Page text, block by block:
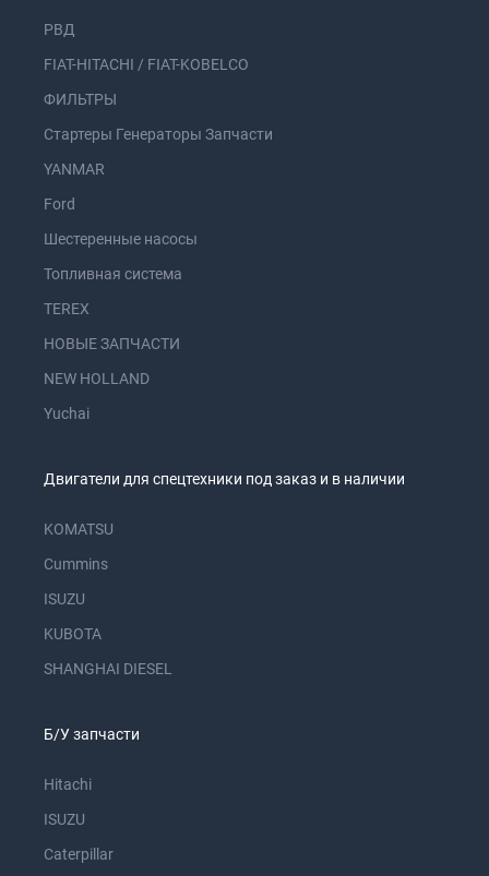
РВД
FIAT-HITACHI / FIAT-KOBELCO
ФИЛЬТРЫ
Стартеры Генераторы Запчасти
YANMAR
Ford
Шестеренные насосы
Топливная система
TEREX
НОВЫЕ ЗАПЧАСТИ
NEW HOLLAND
Yuchai
Двигатели для спецтехники под заказ и в наличии
KOMATSU
Cummins
ISUZU
KUBOTA
SHANGHAI DIESEL
Б/У запчасти
Hitachi
ISUZU
Caterpillar